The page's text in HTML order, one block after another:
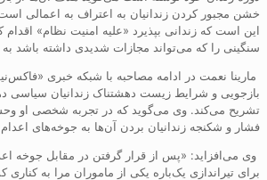
خشن مجبور کردن زندانیان به اعتراف به اعمالی
این است که زندانی بپذیرد «علیه امنیت نظام»
سنگینی را که می‌تواند مجازات شدیدی داشته باشد
مارینا نعمت در ادامه مصاحبه با شبکه خبری
تشریح می‌کند. وی می‌گوید که در تجربه شخصی او
فشار و شکنجه زندانیان بردن آن‌ها به جوخه‌های
وی می‌افزاید: «پس از قرار گرفتن در مقابل جوخه
برای تیراندازی یک‌باره یکی از ماموران مرا به